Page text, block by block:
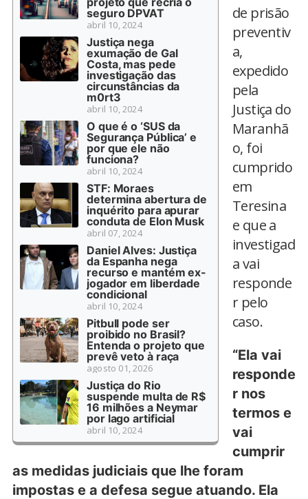
seguro DPVAT
abril 10, 2024
Justiça nega
exumação de Gal
Costa, mas pede
investigação das
circunstâncias da
m0rt3
abril 10, 2024
O que é o ‘SUS da
Segurança Pública’ e
por que ele não
funciona?
abril 10, 2024
STF: Moraes
determina abertura de
inquérito para apurar
conduta de Elon Musk
abril 07, 2024
Daniel Alves: Justiça
da Espanha nega
recurso e mantém ex-
jogador em liberdade
condicional
abril 10, 2024
Pitbull pode ser
proibido no Brasil?
Entenda o projeto que
prevê veto à raça
agosto 01, 2026
Justiça do Rio
suspende multa de R$
16 milhões a Neymar
por lago artificial
abril 10, 2024
de prisão
preventiv
a,
expedido
pela
Justiça do
Maranhã
o, foi
cumprido
em
Teresina
e que a
investigad
a vai
responde
r pelo
caso.
“Ela vai
responde
r nos
termos e
vai
cumprir
as medidas judiciais que lhe foram
impostas e a defesa segue atuando. Ela